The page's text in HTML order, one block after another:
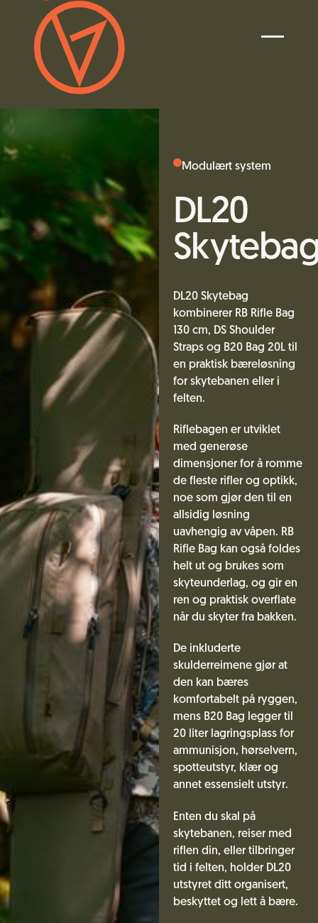
Modulært system
DL20
DL20 Skytebag
kombinerer RB Rifle Bag
130 cm, DS Shoulder
Straps og B20 Bag 20L til
en praktisk bæreløsning
for skytebanen eller i
felten.
Riflebagen er utviklet
med generøse
dimensjoner for å romme
de fleste rifler og optikk,
noe som gjør den til en
allsidig løsning
uavhengig av våpen. RB
Rifle Bag kan også foldes
helt ut og brukes som
skyteunderlag, og gir en
ren og praktisk overflate
når du skyter fra bakken.
De inkluderte
skulderreimene gjør at
den kan bæres
komfortabelt på ryggen,
mens B20 Bag legger til
20 liter lagringsplass for
ammunisjon, hørselvern,
spotteutstyr, klær og
annet essensielt utstyr.
Enten du skal på
skytebanen, reiser med
riflen din, eller tilbringer
tid i felten, holder DL20
utstyret ditt organisert,
beskyttet og lett å bære.